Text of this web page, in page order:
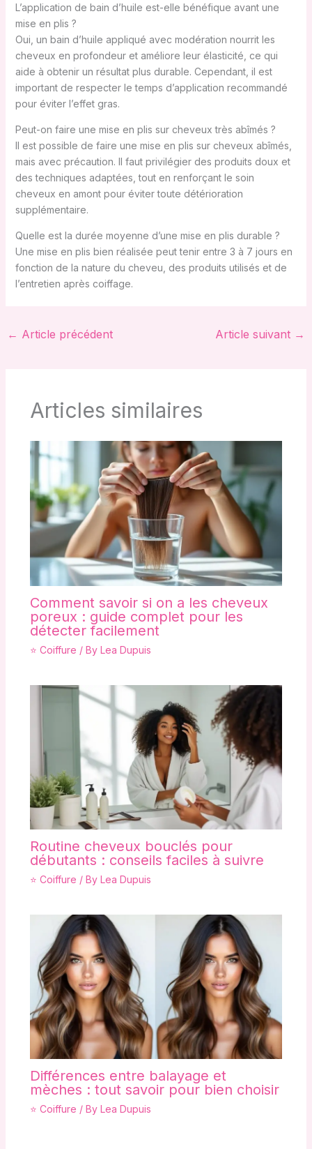
L’application de bain d’huile est-elle bénéfique avant une
mise en plis ?
Oui, un bain d’huile appliqué avec modération nourrit les
cheveux en profondeur et améliore leur élasticité, ce qui
aide à obtenir un résultat plus durable. Cependant, il est
important de respecter le temps d’application recommandé
pour éviter l’effet gras.
Peut-on faire une mise en plis sur cheveux très abîmés ?
Il est possible de faire une mise en plis sur cheveux abîmés,
mais avec précaution. Il faut privilégier des produits doux et
des techniques adaptées, tout en renforçant le soin
cheveux en amont pour éviter toute détérioration
supplémentaire.
Quelle est la durée moyenne d’une mise en plis durable ?
Une mise en plis bien réalisée peut tenir entre 3 à 7 jours en
fonction de la nature du cheveu, des produits utilisés et de
l’entretien après coiffage.
← Article précédent Article suivant →
Articles similaires
Comment savoir si on a les cheveux
poreux : guide complet pour les
détecter facilement
⭐ Coiffure / By Lea Dupuis
Routine cheveux bouclés pour
débutants : conseils faciles à suivre
⭐ Coiffure / By Lea Dupuis
Différences entre balayage et
mèches : tout savoir pour bien choisir
⭐ Coiffure / By Lea Dupuis